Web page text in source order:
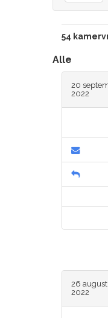
54
Alle
20
2022
26
2022